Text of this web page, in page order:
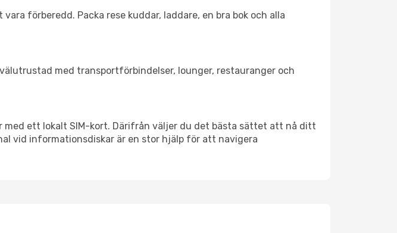
förberedd. Packa rese kuddar, laddare, en bra bok och alla
med transportförbindelser, lounger, restauranger och
ett lokalt SIM-kort. Därifrån väljer du det bästa sättet att nå ditt
vid informationsdiskar är en stor hjälp för att navigera